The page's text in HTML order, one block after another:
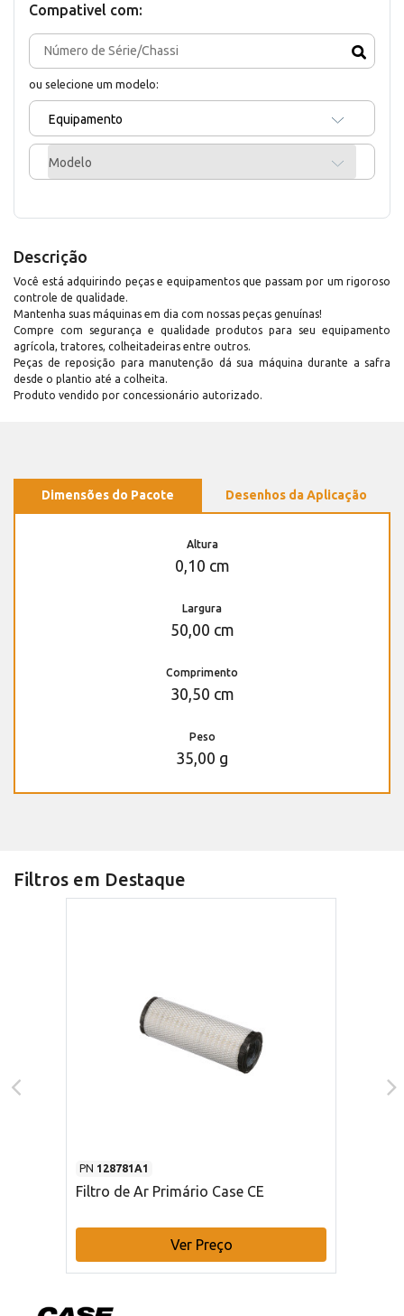
Compativel com:
ou selecione um modelo:
Equipamento
Modelo
Descrição
Você está adquirindo peças e equipamentos que passam por um rigoroso
controle de qualidade.
Mantenha suas máquinas em dia com nossas peças genuínas!
Compre com segurança e qualidade produtos para seu equipamento
agrícola, tratores, colheitadeiras entre outros.
Peças de reposição para manutenção dá sua máquina durante a safra
desde o plantio até a colheita.
Produto vendido por concessionário autorizado.
Dimensões do Pacote Desenhos da Aplicação
Altura
0,10 cm
Largura
50,00 cm
Comprimento
30,50 cm
Peso
35,00 g
Filtros em Destaque
PN 128781A1
Filtro de Ar Primário Case CE
Ver Preço